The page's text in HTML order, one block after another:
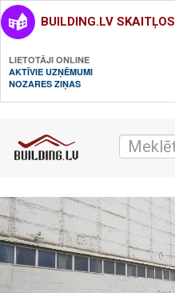
BUILDING.LV SKAITĻOS
LIETOTĀJI ONLINE
AKTĪVIE UZŅĒMUMI
NOZARES ZIŅAS